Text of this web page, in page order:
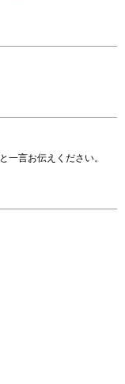
一言お伝えください。